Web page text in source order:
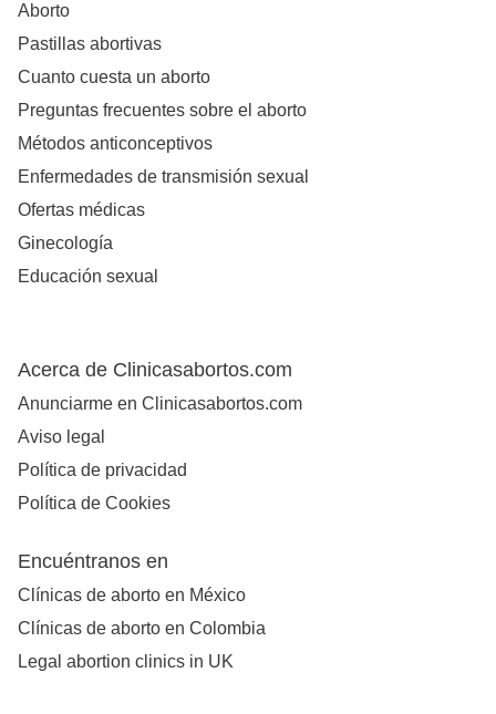
Aborto
Pastillas abortivas
Cuanto cuesta un aborto
Preguntas frecuentes sobre el aborto
Métodos anticonceptivos
Enfermedades de transmisión sexual
Ofertas médicas
Ginecología
Educación sexual
Acerca de Clinicasabortos.com
Anunciarme en Clinicasabortos.com
Aviso legal
Política de privacidad
Política de Cookies
Encuéntranos en
Clínicas de aborto en México
Clínicas de aborto en Colombia
Legal abortion clinics in UK